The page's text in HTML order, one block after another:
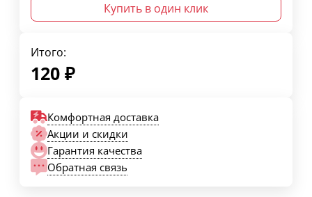
Купить в один клик
Итого:
120 ₽
Комфортная доставка
Акции и скидки
Гарантия качества
Обратная связь